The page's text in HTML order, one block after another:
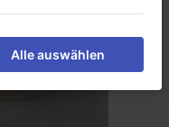
Alle auswählen